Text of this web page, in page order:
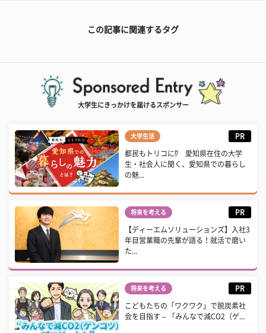
この記事に関連するタグ
大学生にきっかけを届けるスポンサー
大学生活 PR
都民もトリコに⁉ 愛知県在住の大学
生・社会人に聞く、愛知県での暮らし
の魅...
将来を考える PR
【ディーエムソリューションズ】入社3
年目営業職の先輩が語る！就活で磨い
た...
将来を考える PR
こどもたちの「ワクワク」で脱炭素社
会を目指す – 「みんなで減CO2（ゲ...